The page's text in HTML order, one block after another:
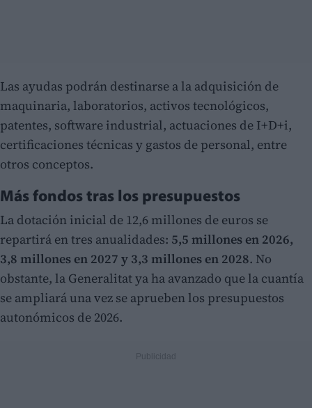
Las ayudas podrán destinarse a la adquisición de
maquinaria, laboratorios, activos tecnológicos,
patentes, software industrial, actuaciones de I+D+i,
certificaciones técnicas y gastos de personal, entre
otros conceptos.
Más fondos tras los presupuestos
La dotación inicial de 12,6 millones de euros se
repartirá en tres anualidades: 5,5 millones en 2026,
3,8 millones en 2027 y 3,3 millones en 2028. No
obstante, la Generalitat ya ha avanzado que la cuantía
se ampliará una vez se aprueben los presupuestos
autonómicos de 2026.